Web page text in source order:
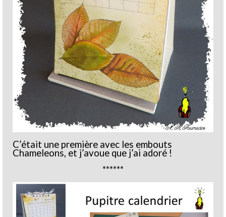
C’était une première avec les embouts
Chameleons, et j’avoue que j’ai adoré !
******